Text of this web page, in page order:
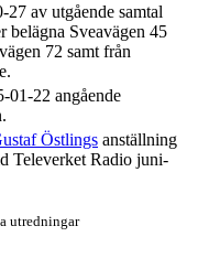
av utgående samtal
belägna Sveavägen 45
72 samt från
01-22 angående
Östlings anställning
Televerket Radio juni-
utredningar